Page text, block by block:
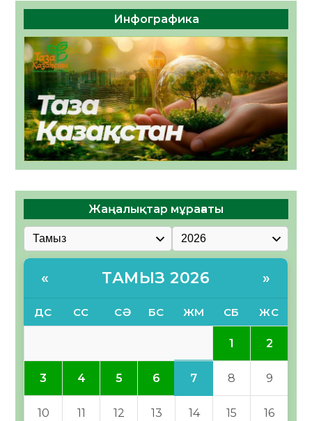
Инфографика
Жаңалықтар мұрағаты
« ТАМЫЗ 2026 »
ДС СС СӘ БС ЖМ СБ ЖС
1 2
3 4 5 6 7 8 9
10 11 12 13 14 15 16